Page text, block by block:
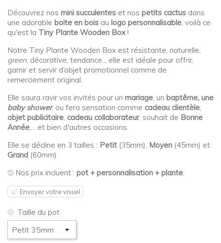
Découvrez nos mini succulentes et nos petits cactus dans
une adorable boite en bois au logo personnalisable, voilà ce
qu'est la Tiny Plante Wooden Box!
Notre Tiny Plante Wooden Box est résistante, naturelle,
green, décorative, tendance... elle est idéale pour offrir,
garnir et servir d’objet promotionnel comme de
remerciement original.
Elle saura ravir vos invités pour un mariage, un baptême, une
baby shower, ou fera sensation comme cadeau clientèle,
objet publicitaire, cadeau collaborateur, souhait de Bonne
Année,... et bien d'autres occasions.
Elle se décline en 3 tailles : Petit (35mm), Moyen (45mm) et
Grand (60mm).
Nos prix incluent : pot + personnalisation + plante.
Envoyer votre visuel
Taille du pot